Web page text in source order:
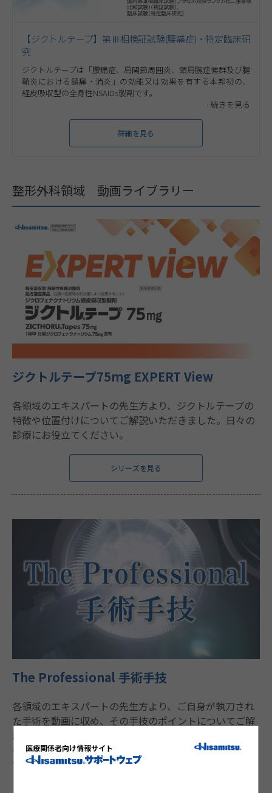
【ジクトルテープ】第Ⅲ相検証試験(腰痛症)・特定臨床研
究
ジクトルテープは「腰痛症、肩関節周囲炎、頸肩腕症候群及び腱
鞘炎における鎮痛・消炎」の効能又は効果を有する本邦初の、
経皮吸収型の全身性NSAIDs製剤です。
詳細を見る
整形外科領域 動画ライブラリー
ジクトルテープ75mg EXPERT View
各領域のエキスパートの先生方より、ジクトルテープの
特徴や位置付けについてご解説いただきました。日々の
診療にお役立てください。
シリーズを見る
The Professional 手術手技
各領域のエキスパートの先生方より、ご自身が執刀され
た手術を動画に収め、その手技のポイントについてご解
説をいただきました。文章や図解ではわかりにくい手術
手技を動画でご確認いただけます。日々の診療にお役立
てください。
医療関係者向け情報サイト